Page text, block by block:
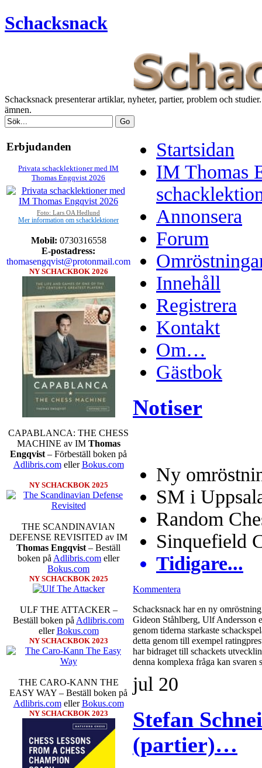
Schacksnack
Schacksnack presenterar artiklar, nyheter, partier, problem och
ämnen.
Erbjudanden
Privata schacklektioner med IM
Thomas Engqvist 2026
Foto: Lars OA Hedlund
Mer information om schacklektioner
Mobil: 0730316558
E-postadress:
thomasengqvist@protonmail.com
NY SCHACKBOK 2026
CAPABLANCA: THE CHESS
MACHINE av IM Thomas
Engqvist – Förbeställ boken på
Adlibris.comellerBokus.com
NY SCHACKBOK 2025
THE SCANDINAVIAN
DEFENSE REVISITED av IM
Thomas Engqvist – Beställ
boken på Adlibris.com eller
Bokus.com
NY SCHACKBOK 2025
ULF THE ATTACKER –
Beställ boken på Adlibris.com
ellerBokus.com
NY SCHACKBOK 2023
THE CARO-KANN THE
EASY WAY – Beställ boken på
Adlibris.comellerBokus.com
NY SCHACKBOK 2023
Startsidan
IM Thomas
Annonsera
Forum
Innehåll
Registrera
Kontakt
Om…
Gästbok
Notiser
Ny
SM i
Random
Sinquefield
Tidigare...
Kommentera
Schacksnack har en ny
Gideon Ståhlberg, Ulf Andersson
genom tiderna starkaste
detta genom till exempel
har bidraget till schackets
denna komplexa fråga kan svaren
jul 20
Stefan
(partier)…